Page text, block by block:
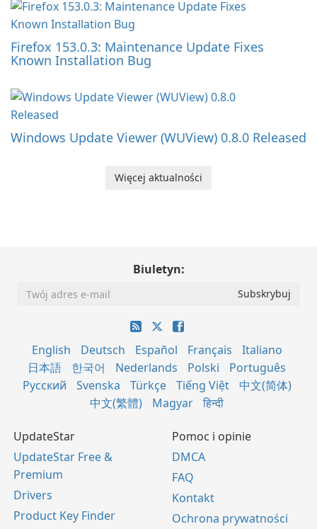
Firefox 153.0.3: Maintenance Update Fixes
Known Installation Bug
Windows Update Viewer (WUView) 0.8.0 Released
Więcej aktualności
Biuletyn:
English Deutsch Español Français
Italiano
日本語
한국어 Nederlands Polski
Português
Русский
Svenska Türkçe Tiếng Việt
中文(简体)
中文(繁體)
Magyar हिन्दी
UpdateStar
UpdateStar Free &
Premium
Drivers
Product Key Finder
Pomoc i opinie
DMCA
FAQ
Kontakt
Ochrona prywatności